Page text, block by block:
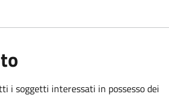
i soggetti interessati in possesso dei